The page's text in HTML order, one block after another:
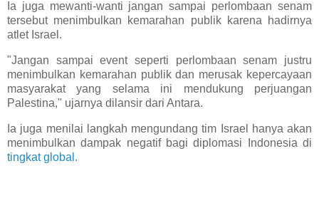
Ia juga mewanti-wanti jangan sampai perlombaan senam
tersebut menimbulkan kemarahan publik karena hadirnya
atlet Israel.
"Jangan sampai event seperti perlombaan senam justru
menimbulkan kemarahan publik dan merusak kepercayaan
masyarakat yang selama ini mendukung perjuangan
Palestina," ujarnya dilansir dari Antara.
Ia juga menilai langkah mengundang tim Israel hanya akan
menimbulkan dampak negatif bagi diplomasi Indonesia di
tingkat global.